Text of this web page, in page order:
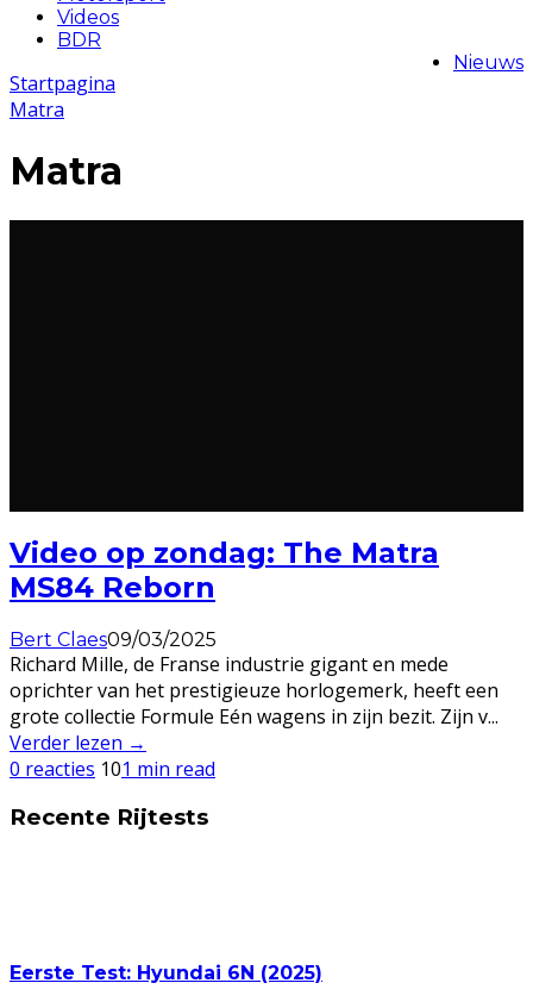
Videos
BDR
Nieuws
Startpagina
Matra
Matra
Video op zondag: The Matra
MS84 Reborn
Bert Claes09/03/2025
Richard Mille, de Franse industrie gigant en mede
oprichter van het prestigieuze horlogemerk, heeft een
grote collectie Formule Eén wagens in zijn bezit. Zijn v...
Verder lezen →
0 reacties 101 min read
Recente Rijtests
Eerste Test: Hyundai 6N (2025)